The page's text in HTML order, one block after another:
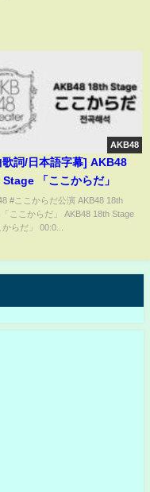
AKB48
歌詞/日本語字幕] AKB48
「ここからだ」
#ここからだ公演 AKB48 18th
ここからだ」 AKB48 18th Stage
からだ」 00:0...